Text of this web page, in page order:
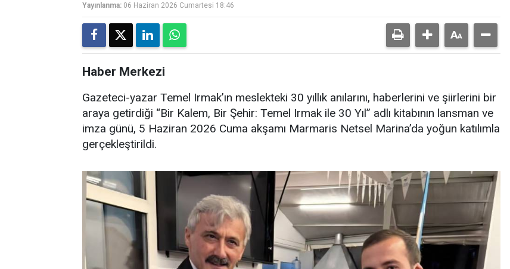
Yayınlanma: 06 Haziran 2026 Cumartesi 18:46
Haber Merkezi
Gazeteci-yazar Temel Irmak’ın meslekteki 30 yıllık anılarını, haberlerini ve şiirlerini bir
araya getirdiği “Bir Kalem, Bir Şehir: Temel Irmak ile 30 Yıl” adlı kitabının lansman ve
imza günü, 5 Haziran 2026 Cuma akşamı Marmaris Netsel Marina’da yoğun katılımla
gerçekleştirildi.